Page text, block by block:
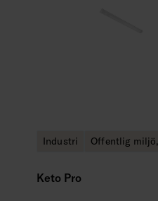
Industri Offentlig
Keto Pro